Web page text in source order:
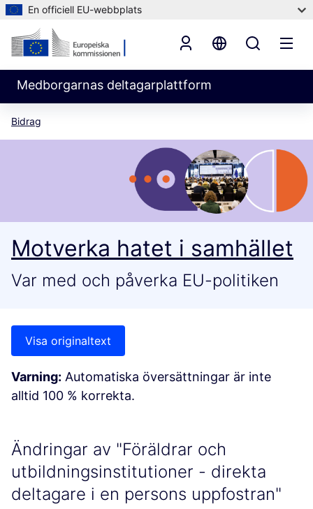
En officiell EU-webbplats
Medborgarnas deltagarplattform
Bidrag
Motverka hatet i samhället
Var med och påverka EU-politiken
Visa originaltext
Varning: Automatiska översättningar är inte
alltid 100 % korrekta.
Ändringar av "Föräldrar och
utbildningsinstitutioner - direkta
deltagare i en persons uppfostran"